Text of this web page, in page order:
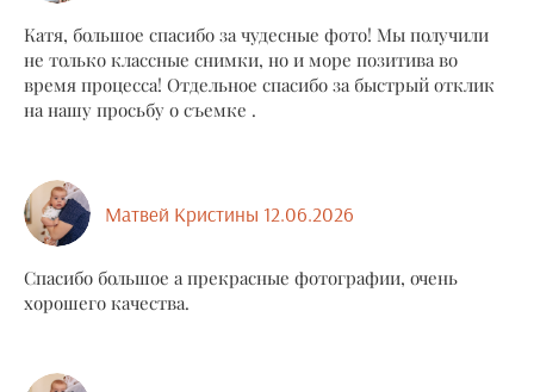
Катя, большое спасибо за чудесные фото! Мы получили
не только классные снимки, но и море позитива во
время процесса! Отдельное спасибо за быстрый отклик
на нашу просьбу о съемке .
Матвей Кристины 12.06.2026
Спасибо большое а прекрасные фотографии, очень
хорошего качества.